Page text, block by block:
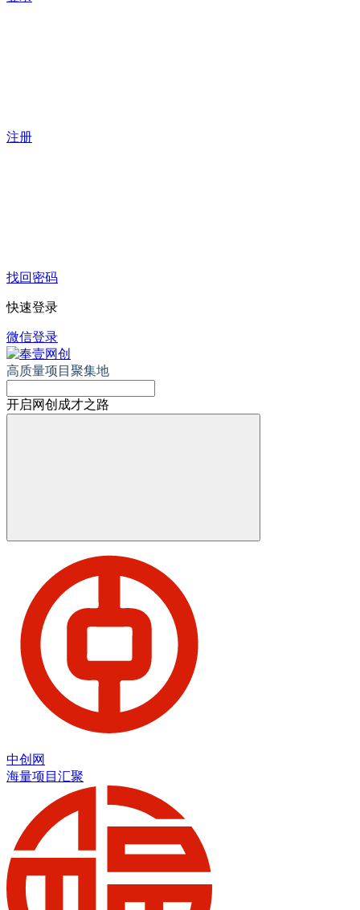
注册
找回密码
快速登录
微信登录
高质量项目聚集地
开启网创成才之路
中创网
海量项目汇聚